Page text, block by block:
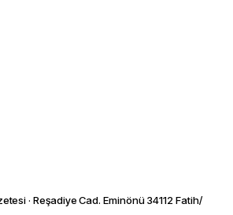
· Reşadiye Cad. Eminönü 34112 Fatih/